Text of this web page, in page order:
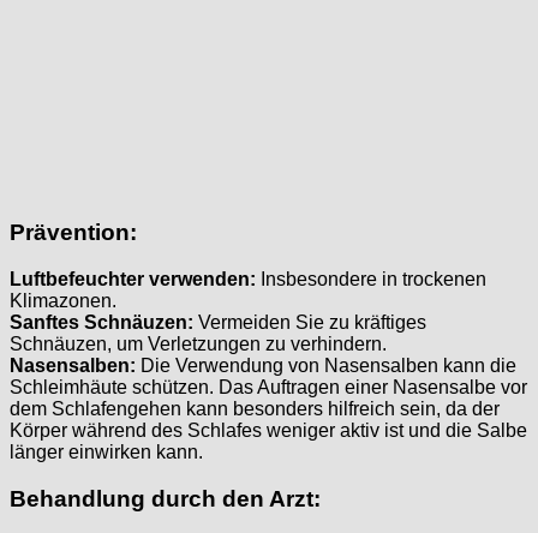
Prävention:
Luftbefeuchter verwenden: Insbesondere in trockenen
Klimazonen.
Sanftes Schnäuzen: Vermeiden Sie zu kräftiges
Schnäuzen, um Verletzungen zu verhindern.
Nasensalben: Die Verwendung von Nasensalben kann die
Schleimhäute schützen. Das Auftragen einer Nasensalbe vor
dem Schlafengehen kann besonders hilfreich sein, da der
Körper während des Schlafes weniger aktiv ist und die Salbe
länger einwirken kann.
Behandlung durch den Arzt: